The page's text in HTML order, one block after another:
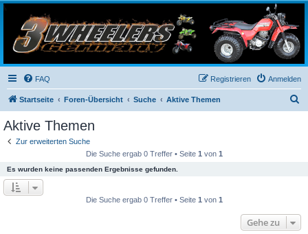
3-Wheelers Germany
Honda, Yamaha, Kawasaki Trike
FAQ Anmelden
Registrieren
Startseite Foren-Übersicht Suche Aktive Themen
Aktive Themen
Zur erweiterten Suche
Die Suche ergab 0 Treffer • Seite 1 von 1
Es wurden keine passenden Ergebnisse gefunden.
Die Suche ergab 0 Treffer • Seite 1 von 1
Gehe zu